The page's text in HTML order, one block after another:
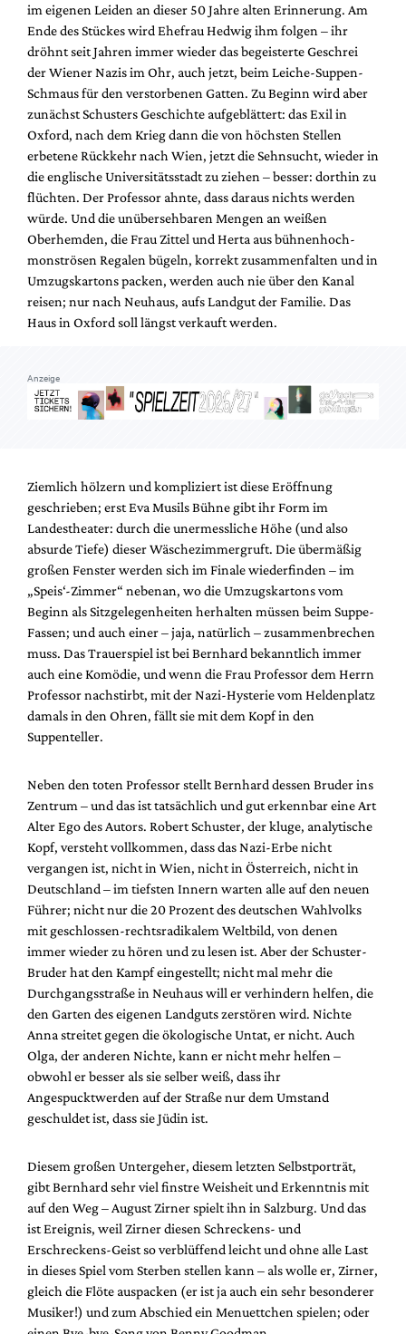
im eigenen Leiden an dieser 50 Jahre alten Erinnerung. Am
Ende des Stückes wird Ehefrau Hedwig ihm folgen – ihr
dröhnt seit Jahren immer wieder das begeisterte Geschrei
der Wiener Nazis im Ohr, auch jetzt, beim Leiche-Suppen-
Schmaus für den verstorbenen Gatten. Zu Beginn wird aber
zunächst Schusters Geschichte aufgeblättert: das Exil in
Oxford, nach dem Krieg dann die von höchsten Stellen
erbetene Rückkehr nach Wien, jetzt die Sehnsucht, wieder in
die englische Universitätsstadt zu ziehen – besser: dorthin zu
flüchten. Der Professor ahnte, dass daraus nichts werden
würde. Und die unübersehbaren Mengen an weißen
Oberhemden, die Frau Zittel und Herta aus bühnenhoch-
monströsen Regalen bügeln, korrekt zusammenfalten und in
Umzugskartons packen, werden auch nie über den Kanal
reisen; nur nach Neuhaus, aufs Landgut der Familie. Das
Haus in Oxford soll längst verkauft werden.
Anzeige
Ziemlich hölzern und kompliziert ist diese Eröffnung
geschrieben; erst Eva Musils Bühne gibt ihr Form im
Landestheater: durch die unermessliche Höhe (und also
absurde Tiefe) dieser Wäschezimmergruft. Die übermäßig
großen Fenster werden sich im Finale wiederfinden – im
„Speis‘-Zimmer“ nebenan, wo die Umzugskartons vom
Beginn als Sitzgelegenheiten herhalten müssen beim Suppe-
Fassen; und auch einer – jaja, natürlich – zusammenbrechen
muss. Das Trauerspiel ist bei Bernhard bekanntlich immer
auch eine Komödie, und wenn die Frau Professor dem Herrn
Professor nachstirbt, mit der Nazi-Hysterie vom Heldenplatz
damals in den Ohren, fällt sie mit dem Kopf in den
Suppenteller.
Neben den toten Professor stellt Bernhard dessen Bruder ins
Zentrum – und das ist tatsächlich und gut erkennbar eine Art
Alter Ego des Autors. Robert Schuster, der kluge, analytische
Kopf, versteht vollkommen, dass das Nazi-Erbe nicht
vergangen ist, nicht in Wien, nicht in Österreich, nicht in
Deutschland – im tiefsten Innern warten alle auf den neuen
Führer; nicht nur die 20 Prozent des deutschen Wahlvolks
mit geschlossen-rechtsradikalem Weltbild, von denen
immer wieder zu hören und zu lesen ist. Aber der Schuster-
Bruder hat den Kampf eingestellt; nicht mal mehr die
Durchgangsstraße in Neuhaus will er verhindern helfen, die
den Garten des eigenen Landguts zerstören wird. Nichte
Anna streitet gegen die ökologische Untat, er nicht. Auch
Olga, der anderen Nichte, kann er nicht mehr helfen –
obwohl er besser als sie selber weiß, dass ihr
Angespucktwerden auf der Straße nur dem Umstand
geschuldet ist, dass sie Jüdin ist.
Diesem großen Untergeher, diesem letzten Selbstporträt,
gibt Bernhard sehr viel finstre Weisheit und Erkenntnis mit
auf den Weg – August Zirner spielt ihn in Salzburg. Und das
ist Ereignis, weil Zirner diesen Schreckens- und
Erschreckens-Geist so verblüffend leicht und ohne alle Last
in dieses Spiel vom Sterben stellen kann – als wolle er, Zirner,
gleich die Flöte auspacken (er ist ja auch ein sehr besonderer
Musiker!) und zum Abschied ein Menuettchen spielen; oder